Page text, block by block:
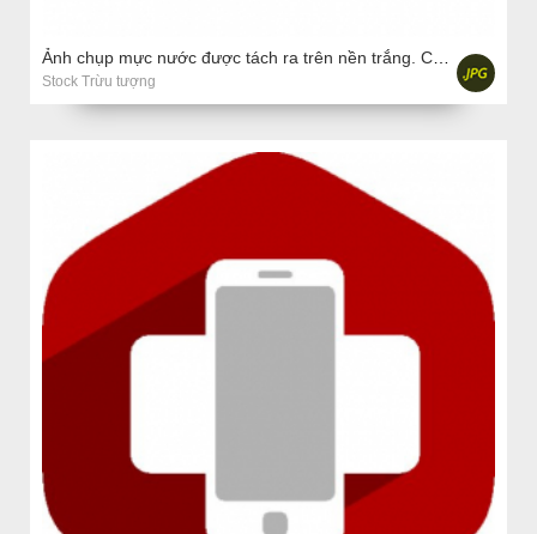
Ảnh chụp mực nước được tách ra trên nền trắng. Cầu vồng màu
Stock Trừu tượng